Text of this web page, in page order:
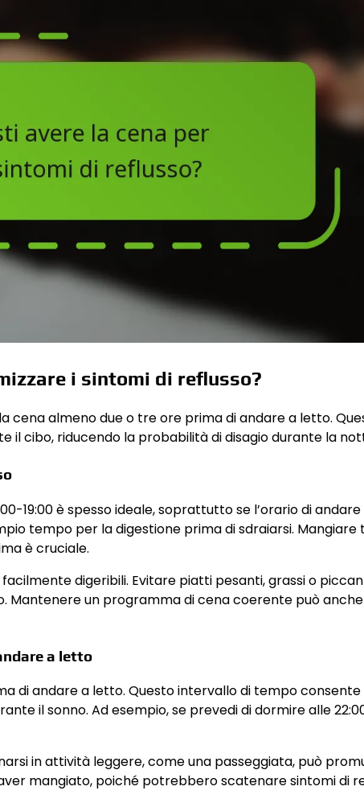
i sintomi di reflusso?
cena almeno due o tre ore prima di andare a letto.
cibo, riducendo la probabilità di disagio durante la
19:00 è spesso ideale, soprattutto se l’orario di
tempo per la digestione prima di sdraiarsi.
è cruciale.
digeribili. Evitare piatti pesanti, grassi o
Mantenere un programma di cena coerente può anche
a letto
di andare a letto. Questo intervallo di tempo consente
il sonno. Ad esempio, se prevedi di dormire alle
in attività leggere, come una passeggiata, può
mangiato, poiché potrebbero scatenare sintomi di